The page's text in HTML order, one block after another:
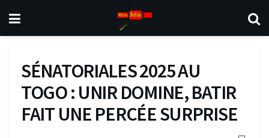
SÉNATORIALES 2025 AU
TOGO : UNIR DOMINE, BATIR
FAIT UNE PERCÉE SURPRISE